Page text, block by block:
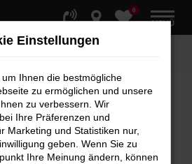
0
MENÜ
Einstellungen
Ihnen die bestmögliche
zu ermöglichen und unsere
zu verbessern. Wir
Ihre Präferenzen und
Marketing und Statistiken nur,
geben. Wenn Sie zu
Ihre Meinung ändern, können